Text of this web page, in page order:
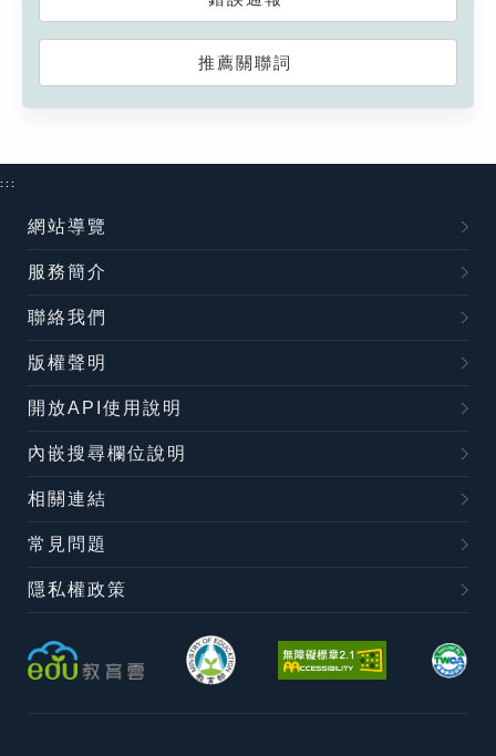
推薦關聯詞
:::
網站導覽
服務簡介
聯絡我們
版權聲明
開放API使用說明
內嵌搜尋欄位說明
相關連結
常見問題
隱私權政策